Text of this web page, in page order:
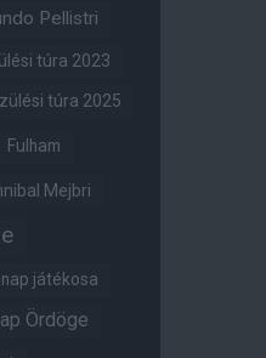
Pellistri
túra 2023
túra 2025
Fulham
Mejbri
játékosa
Ördöge